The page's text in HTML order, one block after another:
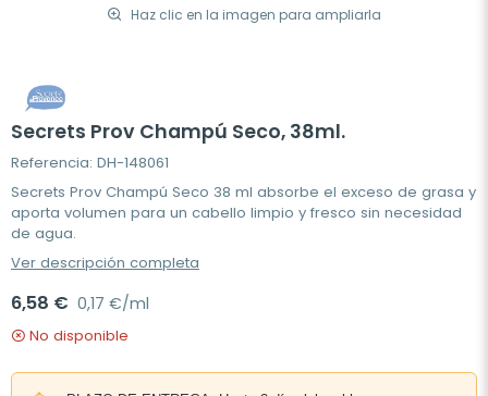
Haz clic en la imagen para ampliarla
Secrets Prov Champú Seco, 38ml.
Referencia: DH-148061
Secrets Prov Champú Seco 38 ml absorbe el exceso de grasa y
aporta volumen para un cabello limpio y fresco sin necesidad
de agua.
Ver descripción completa
6,58 € 0,17 €/ml
No disponible